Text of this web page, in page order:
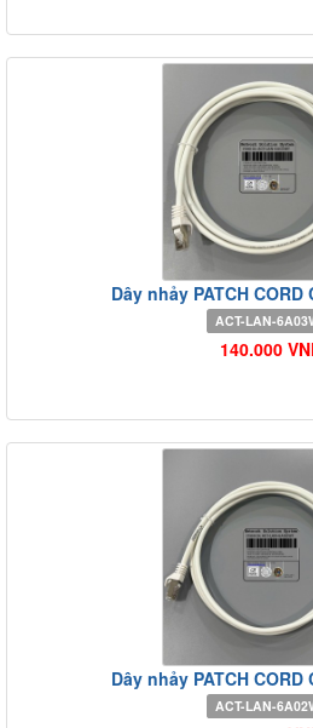
Dây nhảy PATCH CORD
ACT-LAN-
140.000
Dây nhảy PATCH CORD
ACT-LAN-